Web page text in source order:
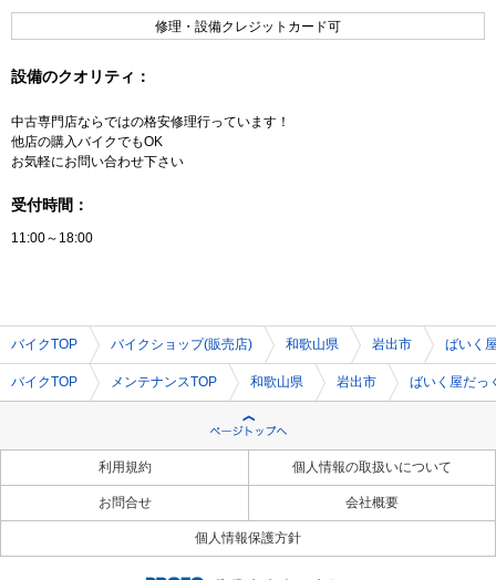
修理・設備クレジットカード可
設備のクオリティ：
中古専門店ならではの格安修理行っています！
他店の購入バイクでもOK
お気軽にお問い合わせ下さい
受付時間：
11:00～18:00
バイクTOP バイクショップ(販売店) 和歌山県 岩出市 ばいく
バイクTOP メンテナンスTOP 和歌山県 岩出市 ばいく屋だ
利用規約 個人情報の取扱いについて
お問合せ 会社概要
個人情報保護方針